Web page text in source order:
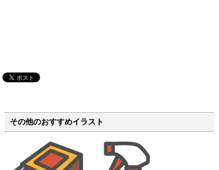
その他のおすすめイラスト